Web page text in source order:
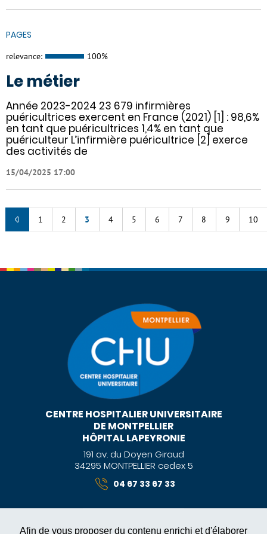
Afin de vous proposer du contenu enrichi et d'élaborer
PAGES
relevance: 100%
Le métier
Année 2023-2024 23 679 infirmières
puéricultrices exercent en France (2021) [1] : 98,6%
en tant que puéricultrices 1,4% en tant que
puériculteur L’infirmière puéricultrice [2] exerce
des activités de
15/04/2025 17:00
1 2 3 4 5 6 7 8 9 10
CENTRE HOSPITALIER UNIVERSITAIRE
DE MONTPELLIER
HÔPITAL LAPEYRONIE
191 av. du Doyen Giraud
34295 MONTPELLIER cedex 5
04 67 33 67 33